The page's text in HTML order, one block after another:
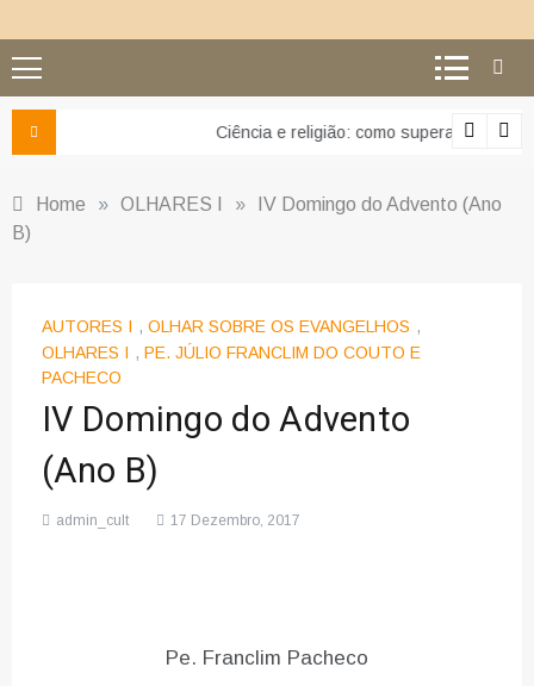
Ciência e religião: como superar o equívoco do conflito
Home » OLHARES I »
IV Domingo do Advento (Ano
B)
AUTORES I , OLHAR SOBRE OS EVANGELHOS ,
OLHARES I , PE. JÚLIO FRANCLIM DO COUTO E
PACHECO
IV Domingo do Advento
(Ano B)
admin_cult 17 Dezembro, 2017
Pe. Franclim Pacheco